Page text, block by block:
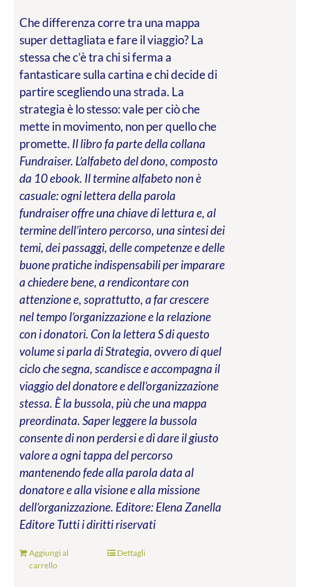
Che differenza corre tra una mappa
super dettagliata e fare il viaggio? La
stessa che c’è tra chi si ferma a
fantasticare sulla cartina e chi decide di
partire scegliendo una strada. La
strategia è lo stesso: vale per ciò che
mette in movimento, non per quello che
promette. Il libro fa parte della collana
Fundraiser. L’alfabeto del dono, composto
da 10 ebook. Il termine alfabeto non è
casuale: ogni lettera della parola
fundraiser offre una chiave di lettura e, al
termine dell’intero percorso, una sintesi dei
temi, dei passaggi, delle competenze e delle
buone pratiche indispensabili per imparare
a chiedere bene, a rendicontare con
attenzione e, soprattutto, a far crescere
nel tempo l’organizzazione e la relazione
con i donatori. Con la lettera S di questo
volume si parla di Strategia, ovvero di quel
ciclo che segna, scandisce e accompagna il
viaggio del donatore e dell’organizzazione
stessa. È la bussola, più che una mappa
preordinata. Saper leggere la bussola
consente di non perdersi e di dare il giusto
valore a ogni tappa del percorso
mantenendo fede alla parola data al
donatore e alla visione e alla missione
dell’organizzazione. Editore: Elena Zanella
EditoreTutti i diritti riservati
Aggiungi al
carrello
Dettagli